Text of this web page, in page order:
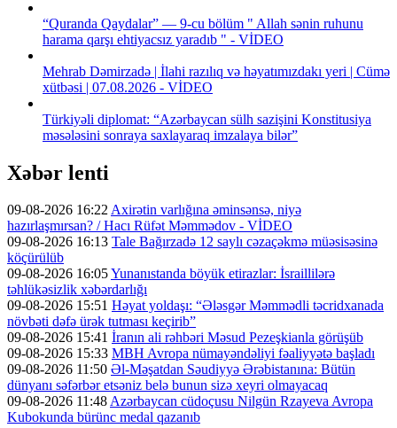
“Quranda Qaydalar” — 9-cu bölüm " Allah sənin ruhunu
harama qarşı ehtiyacsız yaradıb " - VİDEO
Mehrab Dəmirzadə | İlahi razılıq və həyatımızdakı yeri | Cümə
xütbəsi | 07.08.2026 - VİDEO
Türkiyəli diplomat: “Azərbaycan sülh sazişini Konstitusiya
məsələsini sonraya saxlayaraq imzalaya bilər”
Xəbər lenti
09-08-2026 16:22Axirətin varlığına əminsənsə, niyə
hazırlaşmırsan? / Hacı Rüfət Məmmədov - VİDEO
09-08-2026 16:13 Tale Bağırzadə 12 saylı cəzaçəkmə müəsisəsinə
köçürülüb
09-08-2026 16:05Yunanıstanda böyük etirazlar: İsraillilərə
təhlükəsizlik xəbərdarlığı
09-08-2026 15:51 Həyat yoldaşı: “Ələsgər Məmmədli təcridxanada
növbəti dəfə ürək tutması keçirib”
09-08-2026 15:41 İranın ali rəhbəri Məsud Pezeşkianla görüşüb
09-08-2026 15:33 MBH Avropa nümayəndəliyi fəaliyyətə başladı
09-08-2026 11:50 Əl-Məşatdan Səudiyyə Ərəbistanına: Bütün
dünyanı səfərbər etsəniz belə bunun sizə xeyri olmayacaq
09-08-2026 11:48Azərbaycan cüdoçusu Nilgün Rzayeva Avropa
Kubokunda bürünc medal qazanıb